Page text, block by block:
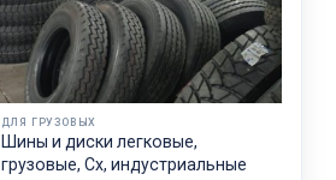
ДЛЯ ГРУЗОВЫХ
Шины и диски легковые,
грузовые, Сх, индустриальные